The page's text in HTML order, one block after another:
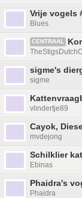
Vrije vogels
Blues
CENTRAAL
sigme's
sigme
vlindertje89
Cayok,
mvdejong
Schilklier
Ebinas
Phaidra's
Phaidra